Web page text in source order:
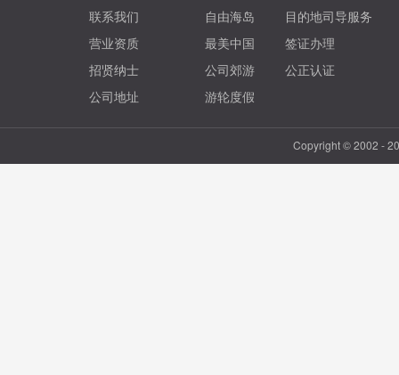
联系我们
营业资质
招贤纳士
公司地址
自由海岛
目的地司导服务
最美中国
签证办理
公司郊游
公正认证
游轮度假
Copyright © 2002 -